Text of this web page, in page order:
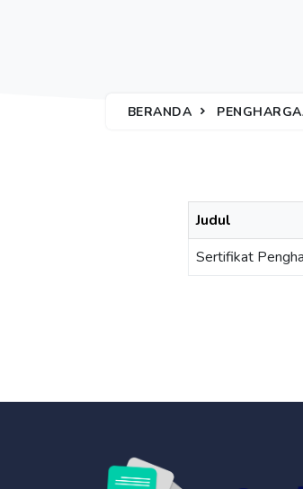
BERANDA
Judul
Sertifikat